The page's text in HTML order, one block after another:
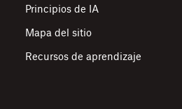
Principios de IA
Mapa del sitio
Recursos de aprendizaje